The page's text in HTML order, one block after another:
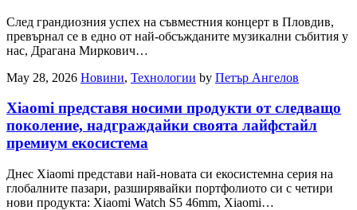
След грандиозния успех на съвместния концерт в Пловдив,
превърнал се в едно от най-обсъжданите музикални събития у
нас, Драгана Миркович…
May 28, 2026 Новини, Технологии by Петър Ангелов
Xiaomi представя носими продукти от следващо
поколение, надграждайки своята лайфстайл
премиум екосистема
Днес Xiaomi представи най-новата си екосистемна серия на
глобалните пазари, разширявайки портфолиото си с четири
нови продукта: Xiaomi Watch S5 46mm, Xiaomi…